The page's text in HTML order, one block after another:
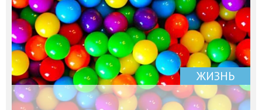
ЖИЗНЬ